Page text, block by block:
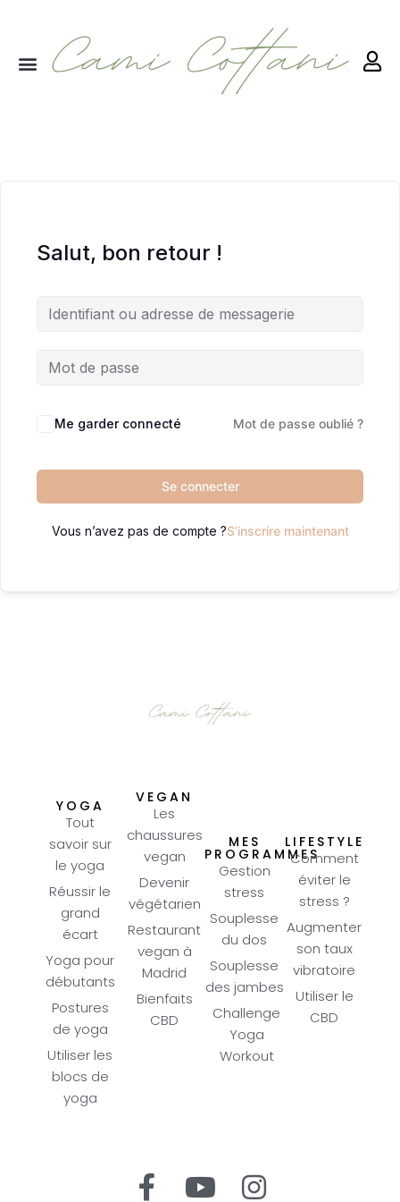
Salut, bon retour !
Me garder connecté Mot de passe oublié ?
Se connecter
Vous n’avez pas de compte ?S’inscrire maintenant
YOGA
Tout
savoir sur
le yoga
Réussir le
grand
écart
Yoga pour
débutants
Postures
de yoga
Utiliser les
blocs de
yoga
VEGAN
Les
chaussures
vegan
Devenir
végétarien
Restaurant
vegan à
Madrid
Bienfaits
CBD
MES
PROGRAMMES
Gestion
stress
Souplesse
du dos
Souplesse
des jambes
Challenge
Yoga
Workout
LIFESTYLE
Comment
éviter le
stress ?
Augmenter
son taux
vibratoire
Utiliser le
CBD